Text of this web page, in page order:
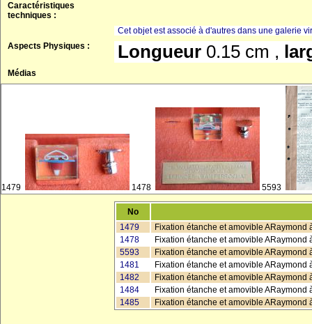
Caractéristiques
techniques :
Cet objet est associé à d'autres dans une galerie
Aspects Physiques :
Longueur 0.15 cm ,
Médias
1479 1478 5593
No
1479
Fixation étanche et amovible
1478
Fixation étanche et amovible
5593
Fixation étanche et amovible ARaymond
1481
Fixation étanche et amovible ARaymond
1482
Fixation étanche et amovible ARaymond
1484
Fixation étanche et amovible
1485
Fixation étanche et amovible